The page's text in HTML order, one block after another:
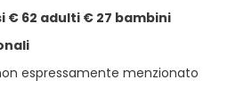
€ 62 adulti € 27 bambini
espressamente menzionato